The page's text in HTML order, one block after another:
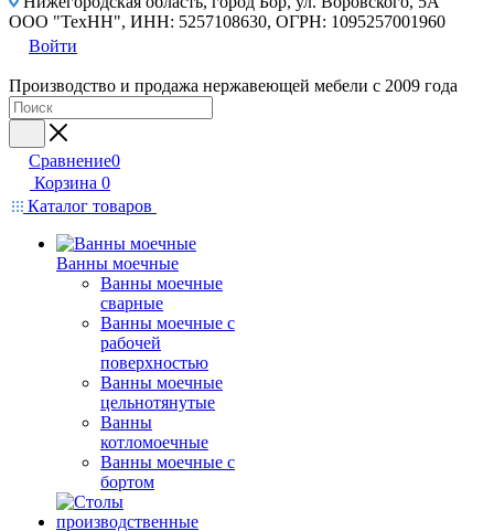
ООО "ТехНН", ИНН: 5257108630, ОГРН: 1095257001960
Войти
Производство и продажа нержавеющей мебели с 2009 года
Сравнение0
Корзина 0
Каталог товаров
Ванны моечные
Ванны моечные
сварные
Ванны моечные с
рабочей
поверхностью
Ванны моечные
цельнотянутые
Ванны
котломоечные
Ванны моечные с
бортом